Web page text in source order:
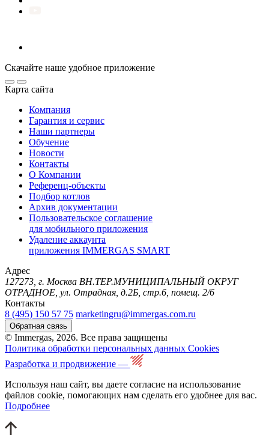
Скачайте наше удобное приложение
Карта сайта
Компания
Гарантия и сервис
Наши партнеры
Обучение
Новости
Контакты
О Компании
Референц-объекты
Подбор котлов
Архив документации
Пользовательское соглашение
для мобильного приложения
Удаление аккаунта
приложения IMMERGAS SMART
Адрес
127273, г. Москва ВН.ТЕР.МУНИЦИПАЛЬНЫЙ ОКРУГ
ОТРАДНОЕ, ул. Отрадная, д.2Б, стр.6, помещ. 2/6
Контакты
8 (495) 150 57 75 marketingru@immergas.com.ru
Обратная связь
© Immergas, 2026. Все права защищены
Политика обработки персональных данных Cookies
Разработка и продвижение —
Используя наш сайт, вы даете согласие на использование
файлов cookie, помогающих нам сделать его удобнее для вас.
Подробнее